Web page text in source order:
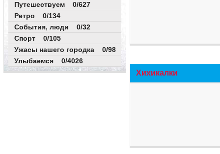
Путешествуем 0/627
Ретро 0/134
События, люди 0/32
Спорт 0/105
Ужасы нашего городка 0/98
Улыбаемся 0/4026
Хихикалки